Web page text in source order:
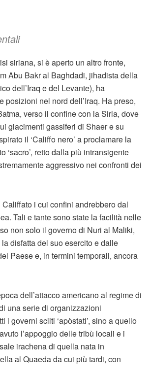
siriana, si è aperto un altro fronte,
Abu Bakr al Baghdadi, jihadista della
dell’Iraq e del Levante), ha
nel nord dell’Iraq. Ha preso,
verso il confine con la Siria, dove
giacimenti gassiferi di Shaer e su
il ‘Califfo nero’ a proclamare la
‘sacro’, retto dalla più intransigente
aggressivo nei confronti dei
i cui confini andrebbero dal
Tali e tante sono state la facilità nelle
non solo il governo di Nuri al Maliki,
disfatta del suo esercito e dalle
Paese e, in termini temporali, ancora
dell’attacco americano al regime di
una serie di organizzazioni
governi sciiti ‘apòstati’, sino a quello
l’appoggio delle tribù locali e i
irachena di quella nata in
al Quaeda da cui più tardi, con